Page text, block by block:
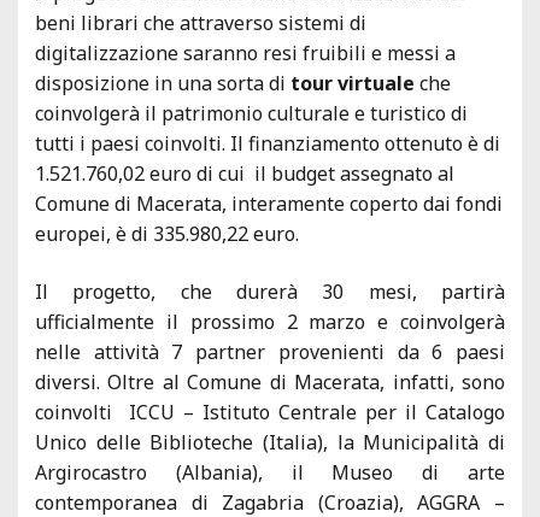
beni librari che attraverso sistemi di
digitalizzazione saranno resi fruibili e messi a
disposizione in una sorta di tour virtuale che
coinvolgerà il patrimonio culturale e turistico di
tutti i paesi coinvolti. Il finanziamento ottenuto è di
1.521.760,02 euro di cui il budget assegnato al
Comune di Macerata, interamente coperto dai fondi
europei, è di 335.980,22 euro.
Il progetto, che durerà 30 mesi, partirà
ufficialmente il prossimo 2 marzo e coinvolgerà
nelle attività 7 partner provenienti da 6 paesi
diversi. Oltre al Comune di Macerata, infatti, sono
coinvolti ICCU – Istituto Centrale per il Catalogo
Unico delle Biblioteche (Italia), la Municipalità di
Argirocastro (Albania), il Museo di arte
contemporanea di Zagabria (Croazia), AGGRA –